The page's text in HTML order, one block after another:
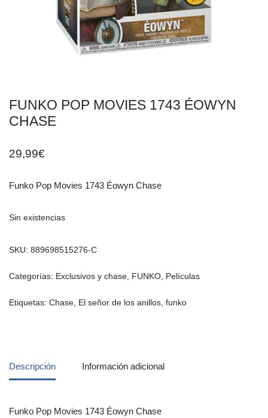
FUNKO POP MOVIES 1743 ÉOWYN
CHASE
29,99€
Funko Pop Movies 1743 Éowyn Chase
Sin existencias
SKU: 889698515276-C
Categorías: Exclusivos y chase FUNKO Películas
Etiquetas: Chase El señor de los anillos funko
Descripción Información adicional
Funko Pop Movies 1743 Éowyn Chase